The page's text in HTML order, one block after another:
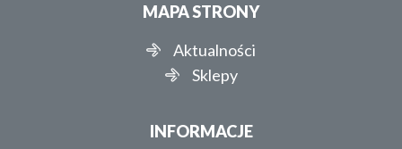
MAPA STRONY
Aktualności
Sklepy
INFORMACJE